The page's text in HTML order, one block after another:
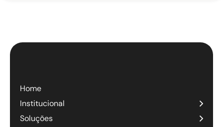
Home
Institucional
Soluções